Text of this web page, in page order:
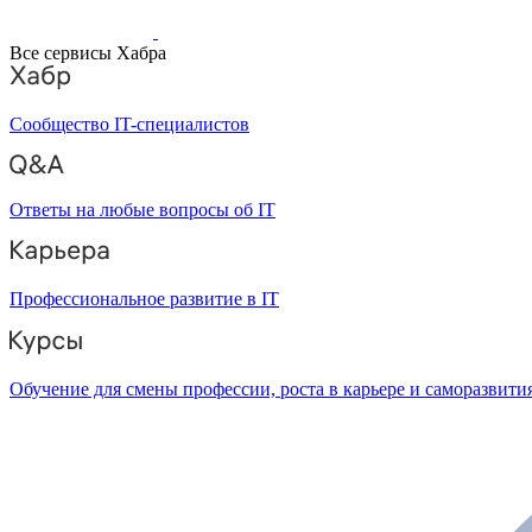
Все сервисы Хабра
Сообщество IT-специалистов
Ответы на любые вопросы об IT
Профессиональное развитие в IT
Обучение для смены профессии, роста в карьере и